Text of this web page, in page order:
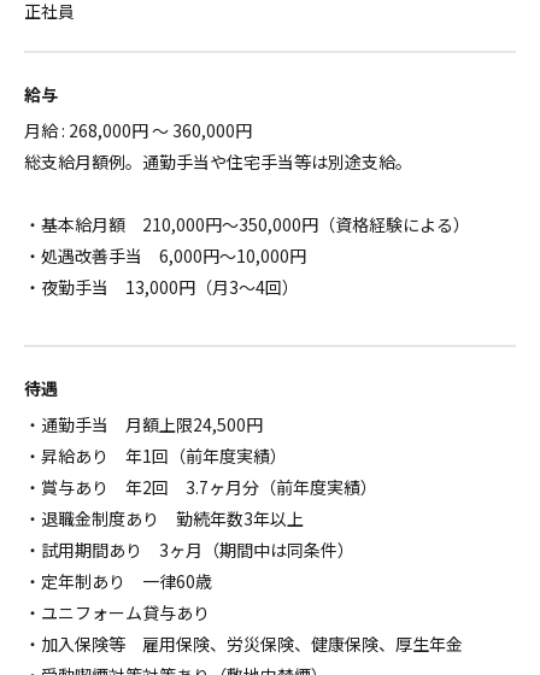
正社員
給与
月給 : 268,000円 ～ 360,000円
総支給月額例。通勤手当や住宅手当等は別途支給。
・基本給月額 210,000円～350,000円（資格経験による）
・処遇改善手当 6,000円～10,000円
・夜勤手当 13,000円（月3～4回）
待遇
・通勤手当 月額上限24,500円
・昇給あり 年1回（前年度実績）
・賞与あり 年2回 3.7ヶ月分（前年度実績）
・退職金制度あり 勤続年数3年以上
・試用期間あり 3ヶ月（期間中は同条件）
・定年制あり 一律60歳
・ユニフォーム貸与あり
・加入保険等 雇用保険、労災保険、健康保険、厚生年金